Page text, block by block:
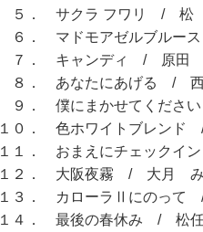
５． サクラ フワリ / 松
６． マドモアゼルブルー
７． キャンディ / 原田
８． あなたにあげる /
９． 僕にまかせてくださ
１０． 色ホワイトブレン
１１． おまえにチェック
１２． 大阪夜霧 / 大月 み
１３． カローラⅡにのっ
１４． 最後の春休み / 松